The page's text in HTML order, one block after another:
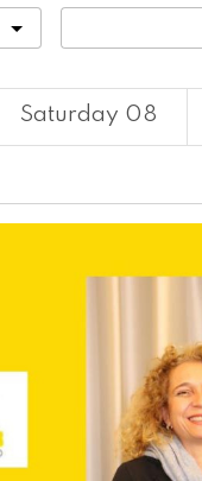
Saturday 08